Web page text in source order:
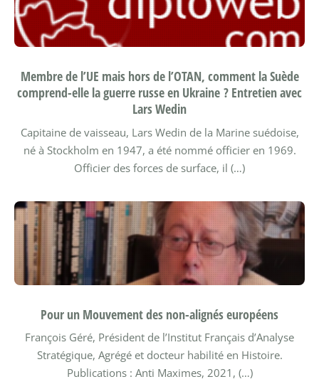
Membre de l’UE mais hors de l’OTAN, comment la Suède
comprend-elle la guerre russe en Ukraine ? Entretien avec
Lars Wedin
Capitaine de vaisseau, Lars Wedin de la Marine suédoise,
né à Stockholm en 1947, a été nommé officier en 1969.
Officier des forces de surface, il (…)
Pour un Mouvement des non-alignés européens
François Géré, Président de l’Institut Français d’Analyse
Stratégique, Agrégé et docteur habilité en Histoire.
Publications : Anti Maximes, 2021, (…)